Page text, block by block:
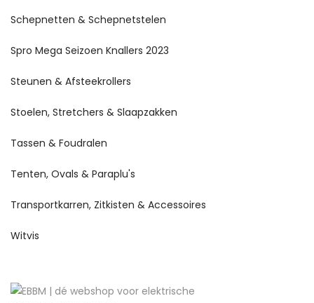
Schepnetten & Schepnetstelen
Spro Mega Seizoen Knallers 2023
Steunen & Afsteekrollers
Stoelen, Stretchers & Slaapzakken
Tassen & Foudralen
Tenten, Ovals & Paraplu's
Transportkarren, Zitkisten & Accessoires
Witvis